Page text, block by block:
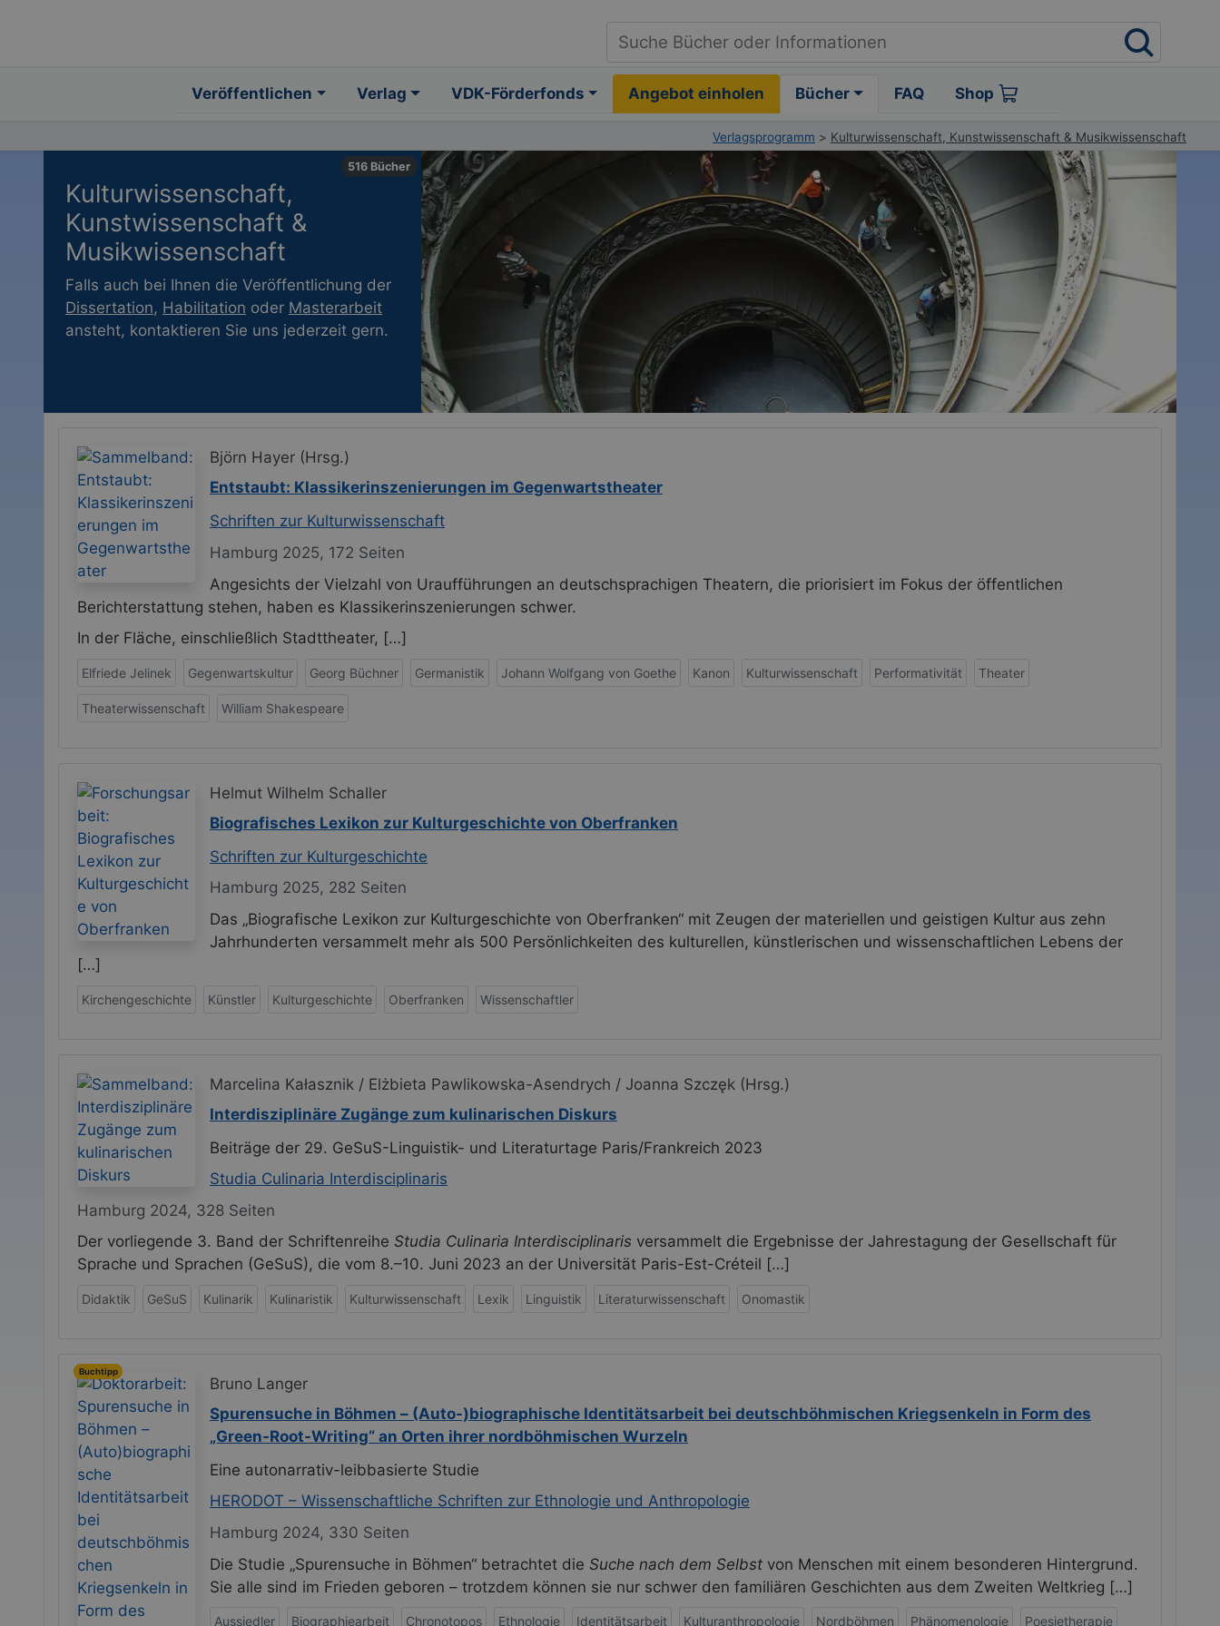
Veröffentlichen Verlag VDK-Förderfonds Angebot einholen Bücher FAQ Shop
Verlagsprogramm > Kulturwissenschaft, Kunstwissenschaft & Musikwissenschaft
516 Bücher
Kulturwissenschaft,
Kunstwissenschaft &
Musikwissenschaft
Falls auch bei Ihnen die Veröffentlichung der
Dissertation, Habilitation oder Masterarbeit
ansteht, kontaktieren Sie uns jederzeit gern.
Björn Hayer (Hrsg.)
Entstaubt: Klassikerinszenierungen im Gegenwartstheater
Schriften zur Kulturwissenschaft
Hamburg 2025, 172 Seiten
Angesichts der Vielzahl von Uraufführungen an deutschsprachigen Theatern, die priorisiert im Fokus der öffentlichen
Berichterstattung stehen, haben es Klassikerinszenierungen schwer.
In der Fläche, einschließlich Stadttheater, […]
Elfriede Jelinek Gegenwartskultur Georg Büchner Germanistik Johann Wolfgang von Goethe Kanon Kulturwissenschaft Performativität Theater
Theaterwissenschaft William Shakespeare
Helmut Wilhelm Schaller
Biografisches Lexikon zur Kulturgeschichte von Oberfranken
Schriften zur Kulturgeschichte
Hamburg 2025, 282 Seiten
Das „Biografische Lexikon zur Kulturgeschichte von Oberfranken“ mit Zeugen der materiellen und geistigen Kultur aus zehn
Jahrhunderten versammelt mehr als 500 Persönlichkeiten des kulturellen, künstlerischen und wissenschaftlichen Lebens der
[…]
Kirchengeschichte Künstler Kulturgeschichte Oberfranken Wissenschaftler
Marcelina Kałasznik / Elżbieta Pawlikowska-Asendrych / Joanna Szczęk (Hrsg.)
Interdisziplinäre Zugänge zum kulinarischen Diskurs
Beiträge der 29. GeSuS-Linguistik- und Literaturtage Paris/Frankreich 2023
Studia Culinaria Interdisciplinaris
Hamburg 2024, 328 Seiten
Der vorliegende 3. Band der Schriftenreihe Studia Culinaria Interdisciplinaris versammelt die Ergebnisse der Jahrestagung der Gesellschaft für
Sprache und Sprachen (GeSuS), die vom 8.–10. Juni 2023 an der Universität Paris-Est-Créteil […]
Didaktik GeSuS Kulinarik Kulinaristik Kulturwissenschaft Lexik Linguistik Literaturwissenschaft Onomastik
Buchtipp
Bruno Langer
Spurensuche in Böhmen – (Auto-)biographische Identitätsarbeit bei deutschböhmischen Kriegsenkeln in Form des
„Green-Root-Writing“ an Orten ihrer nordböhmischen Wurzeln
Eine autonarrativ-leibbasierte Studie
HERODOT – Wissenschaftliche Schriften zur Ethnologie und Anthropologie
Hamburg 2024, 330 Seiten
Die Studie „Spurensuche in Böhmen“ betrachtet die Suche nach dem Selbst von Menschen mit einem besonderen Hintergrund.
Sie alle sind im Frieden geboren – trotzdem können sie nur schwer den familiären Geschichten aus dem Zweiten Weltkrieg […]
Aussiedler Biographiearbeit Chronotopos Ethnologie Identitätsarbeit Kulturanthropologie Nordböhmen Phänomenologie Poesietherapie